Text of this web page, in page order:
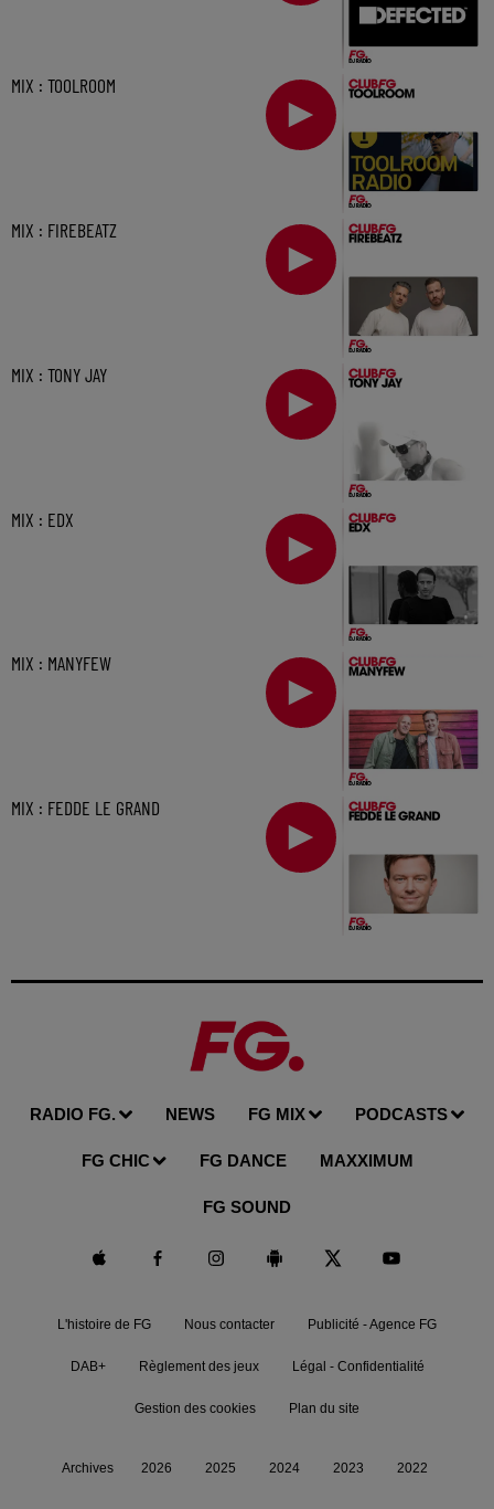
MIX : TOOLROOM
MIX : FIREBEATZ
MIX : TONY JAY
MIX : EDX
MIX : MANYFEW
MIX : FEDDE LE GRAND
RADIO FG. NEWS FG MIX PODCASTS
FG CHIC FG DANCE MAXXIMUM
FG SOUND
L'histoire de FG Nous contacter Publicité - Agence FG
DAB+ Règlement des jeux Légal - Confidentialité
Gestion des cookies Plan du site
Archives 2026 2025 2024 2023 2022